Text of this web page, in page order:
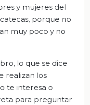
y mujeres del
porque no
muy poco y no
lo que se dice
realizan los
te interesa o
para preguntar